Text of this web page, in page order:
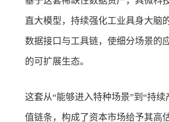
直大模型，持续强化工业具身大脑
数据接口与工具链，使细分场景的
的可扩展生态。
这套从“能够进入特种场景”到“持
值链条，构成了资本市场给予其高